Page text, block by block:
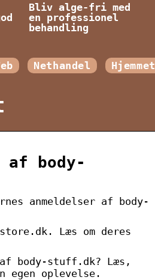
Bliv alge-fri med
en professionel
behandling
Nethandel Hjemmet
af body-
anmeldelser af body-
Læs om deres
body-stuff.dk? Læs,
egen oplevelse.